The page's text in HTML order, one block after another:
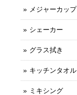
メジャーカップ
シェーカー
グラス拭き
キッチンタオル
ミキシング